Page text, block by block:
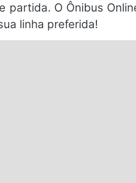
partida. O Ônibus
linha preferida!